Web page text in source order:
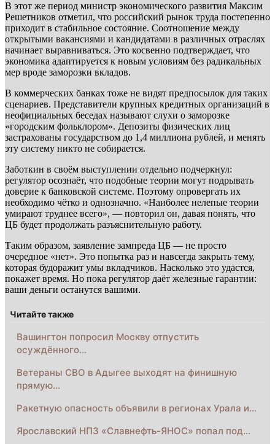
В этот же период министр экономического развития Максим
Решетников отметил, что российский рынок труда постепенно
приходит в стабильное состояние. Соотношение между
открытыми вакансиями и кандидатами в различных отраслях
начинает выравниваться. Это косвенно подтверждает, что
экономика адаптируется к новым условиям без радикальных
мер вроде заморозки вкладов.
В коммерческих банках тоже не видят предпосылок для таких
сценариев. Представители крупных кредитных организаций в
неофициальных беседах называют слухи о заморозке
«городским фольклором». Депозиты физических лиц
застрахованы государством до 1,4 миллиона рублей, и менять
эту систему никто не собирается.
Заботкин в своём выступлении отдельно подчеркнул:
регулятор осознаёт, что подобные теории могут подрывать
доверие к банковской системе. Поэтому опровергать их
необходимо чётко и однозначно. «Наиболее нелепые теории
умирают труднее всего», — повторил он, давая понять, что
ЦБ будет продолжать разъяснительную работу.
Таким образом, заявление зампреда ЦБ — не просто
очередное «нет». Это попытка раз и навсегда закрыть тему,
которая будоражит умы вкладчиков. Насколько это удастся,
покажет время. Но пока регулятор даёт железные гарантии:
ваши деньги останутся вашими.
Читайте также
Вашингтон попросил Москву отпустить
осуждённого…
Ветераны СВО в Адыгее выходят на финишную
прямую…
Ракетную опасность объявили в регионах Урала и…
Ярославский НПЗ «Славнефть-ЯНОС» попал под…